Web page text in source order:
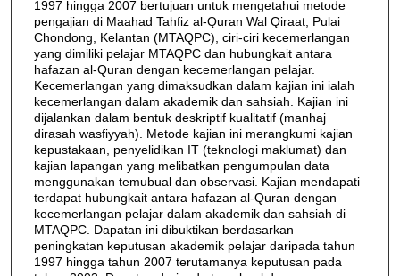
1997 hingga 2007 bertujuan untuk mengetahui metode
pengajian di Maahad Tahfiz al-Quran Wal Qiraat, Pulai
Chondong, Kelantan (MTAQPC), ciri-ciri kecemerlangan
yang dimiliki pelajar MTAQPC dan hubungkait antara
hafazan al-Quran dengan kecemerlangan pelajar.
Kecemerlangan yang dimaksudkan dalam kajian ini ialah
kecemerlangan dalam akademik dan sahsiah. Kajian ini
dijalankan dalam bentuk deskriptif kualitatif (manhaj
dirasah wasfiyyah). Metode kajian ini merangkumi kajian
kepustakaan, penyelidikan IT (teknologi maklumat) dan
kajian lapangan yang melibatkan pengumpulan data
menggunakan temubual dan observasi. Kajian mendapati
terdapat hubungkait antara hafazan al-Quran dengan
kecemerlangan pelajar dalam akademik dan sahsiah di
MTAQPC. Dapatan ini dibuktikan berdasarkan
peningkatan keputusan akademik pelajar daripada tahun
1997 hingga tahun 2007 terutamanya keputusan pada